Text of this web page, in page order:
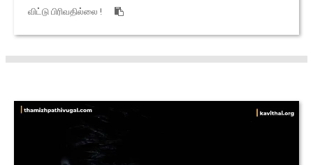
விட்டு பிரிவதில்லை !